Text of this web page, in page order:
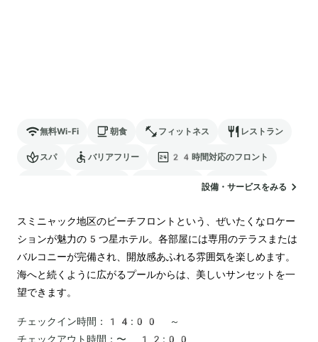
無料Wi-Fi 朝食 フィットネス レストラン
スパ バリアフリー 24時間対応のフロント
空港送迎
設備・サービスをみる
スミニャック地区のビーチフロントという、ぜいたくなロケー
ションが魅力の5つ星ホテル。各部屋には専用のテラスまたは
バルコニーが完備され、開放感あふれる雰囲気を楽しめます。
海へと続くように広がるプールからは、美しいサンセットを一
望できます。
チェックイン時間：
14:00 ～
チェックアウト時間： 〜 12:00